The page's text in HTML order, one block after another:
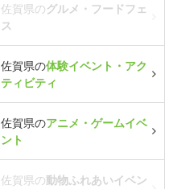
佐賀県のグルメ・フードフェ
ス
佐賀県の体験イベント・アク
ティビティ
佐賀県のアニメ・ゲームイベ
ント
佐賀県の動物ふれあいイベン